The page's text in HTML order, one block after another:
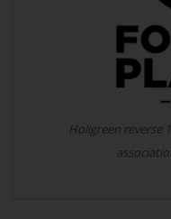
Holigreen reverse